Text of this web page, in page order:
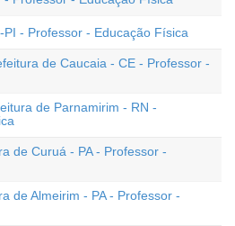
PI - Professor - Educação Física
de Caucaia - CE - Professor -
de Parnamirim - RN -
de Curuá - PA - Professor -
de Almeirim - PA - Professor -